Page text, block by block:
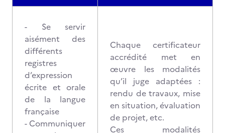
- Se servir
aisément des
différents
registres
d’expression
écrite et orale
de la langue
française
- Communiquer
Chaque certificateur
accrédité met en
œuvre les modalités
qu’il juge adaptées :
rendu de travaux, mise
en situation, évaluation
de projet, etc.
Ces modalités